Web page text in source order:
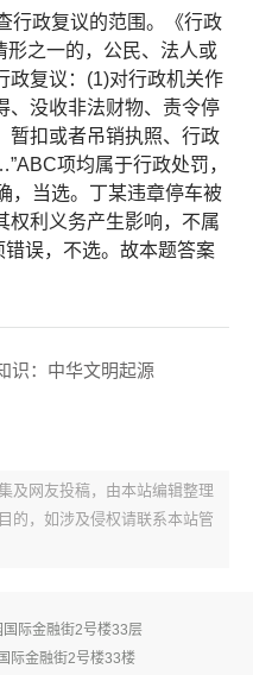
行政复议的范围。《行政
形之一的，公民、法人或
政复议：(1)对行政机关作
、没收非法财物、责令停
暂扣或者吊销执照、行政
项均属于行政处罚，
，当选。丁某违章停车被
权利义务产生影响，不属
误，不选。故本题答案
识：中华文明起源
识经济考点：经济学常见名
及网友投稿，由本站编辑整理
的，如涉及侵权请联系本站管
际金融街2号楼33层
际金融街2号楼33楼